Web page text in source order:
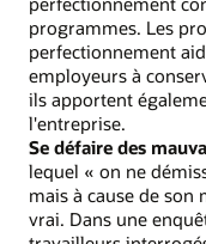
programmes. Les
perfectionnement
employeurs à
ils apportent
l'entreprise.
Se défaire des
lequel « on ne
mais à cause de son
vrai. Dans une